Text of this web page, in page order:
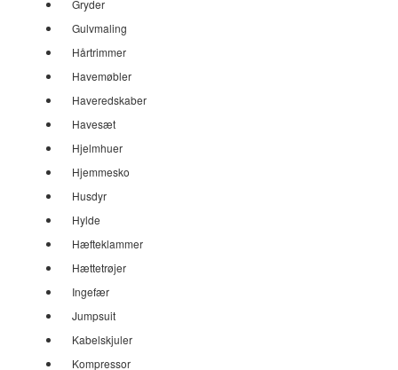
Gryder
Gulvmaling
Hårtrimmer
Havemøbler
Haveredskaber
Havesæt
Hjelmhuer
Hjemmesko
Husdyr
Hylde
Hæfteklammer
Hættetrøjer
Ingefær
Jumpsuit
Kabelskjuler
Kompressor